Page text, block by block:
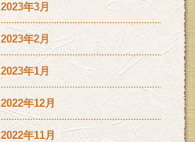
2023年3月
2023年2月
2023年1月
2022年12月
2022年11月